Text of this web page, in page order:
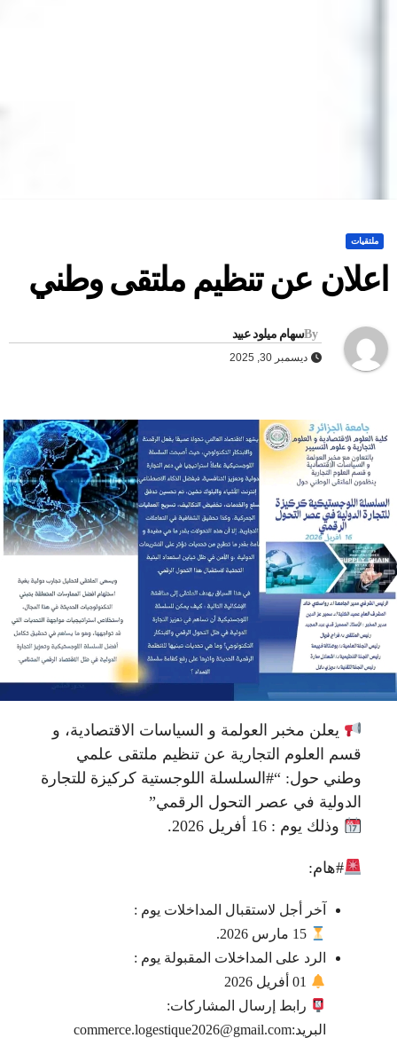
ملتقيات
عن تنظيم ملتقى وطني
Byسهام ميلود عبيد
ديسمبر 30, 2025
يعلن مخبر العولمة و السياسات الاقتصادية، و
قسم العلوم التجارية عن تنظيم ملتقى علمي
وطني حول: “#السلسلة اللوجستية كركيزة للتجارة
الدولية في عصر التحول الرقمي”
وذلك يوم : 16 أفريل 2026.
#هام:
آخر أجل لاستقبال المداخلات يوم :
15 مارس 2026.
الرد على المداخلات المقبولة يوم :
01 أفريل 2026
رابط إرسال المشاركات:
البريد:commerce.logestique2026@gmail.com